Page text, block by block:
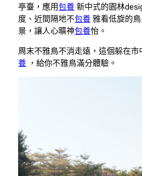
亭臺，應用包養 新中式的園林
度、近間隔地不包養 雅看低旋的
景，讓人心曠神包養怡。
周末不雅鳥不消走遠，這個躲在市
養 ，給你不雅鳥滿分體驗。